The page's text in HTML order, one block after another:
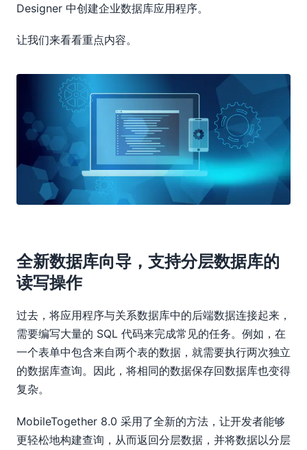
Designer 中创建企业数据库应用程序。
让我们来看看重点内容。
全新数据库向导，支持分层数据库的
读写操作
过去，将应用程序与关系数据库中的后端数据连接起来，
需要编写大量的 SQL 代码来完成常见的任务。例如，在
一个表单中包含来自两个表的数据，就需要执行两次独立
的数据库查询。因此，将相同的数据保存回数据库也变得
复杂。
MobileTogether 8.0 采用了全新的方法，让开发者能够
更轻松地构建查询，从而返回分层数据，并将数据以分层